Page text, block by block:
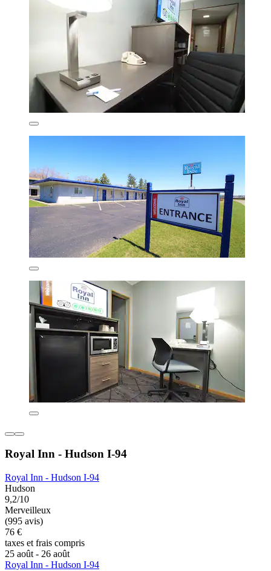
Royal Inn - Hudson I-94
Royal Inn - Hudson I-94
Hudson
9,2/10
Merveilleux
(995 avis)
76 €
taxes et frais compris
25 août - 26 août
Royal Inn - Hudson I-94